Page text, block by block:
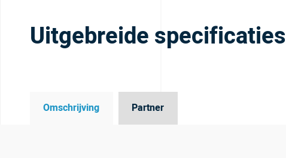
Uitgebreide specificaties
Omschrijving Partner